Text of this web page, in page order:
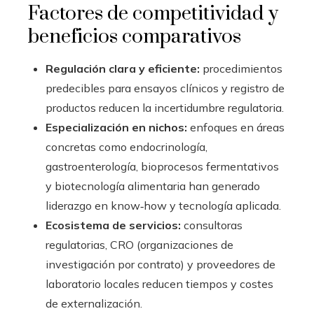
Factores de competitividad y
beneficios comparativos
Regulación clara y eficiente: procedimientos
predecibles para ensayos clínicos y registro de
productos reducen la incertidumbre regulatoria.
Especialización en nichos: enfoques en áreas
concretas como endocrinología,
gastroenterología, bioprocesos fermentativos
y biotecnología alimentaria han generado
liderazgo en know‑how y tecnología aplicada.
Ecosistema de servicios: consultoras
regulatorias, CRO (organizaciones de
investigación por contrato) y proveedores de
laboratorio locales reducen tiempos y costes
de externalización.